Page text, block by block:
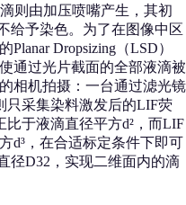
则由加压喷嘴产生，其初
给予染色。为了在图像中区
Dropsizing（LSD）
通过光片截面的全部液滴被
相机拍摄：一台通过滤光镜
只采集染料激发后的LIF荧
于液滴直径平方d²，而LIF
d³，在合适标定条件下即可
径D32，实现二维面内的滴